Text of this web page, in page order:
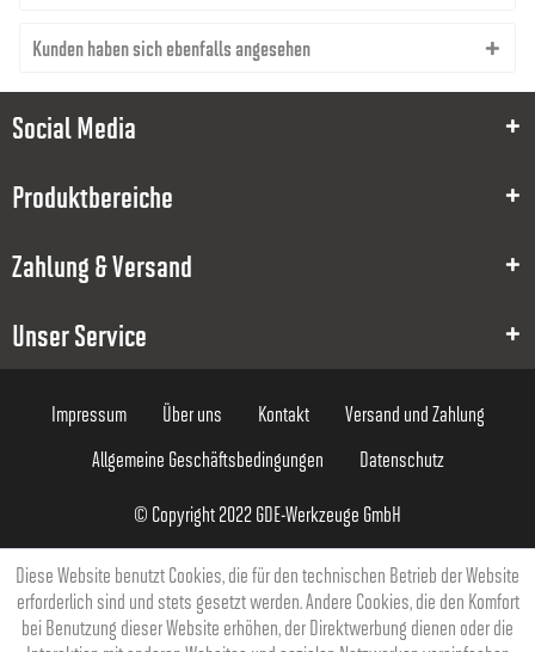
0.4
1
Kunden haben sich ebenfalls angesehen
Social Media
Produktbereiche
Zahlung & Versand
Unser Service
Impressum Über uns Kontakt
Versand und Zahlung
Allgemeine Geschäftsbedingungen
Datenschutz
© Copyright 2022 GDE-Werkzeuge GmbH
Diese Website benutzt Cookies, die für den technischen Betrieb der Website
erforderlich sind und stets gesetzt werden. Andere Cookies, die den Komfort
bei Benutzung dieser Website erhöhen, der Direktwerbung dienen oder die